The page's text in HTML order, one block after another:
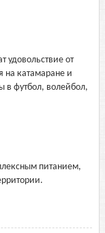
удовольствие от
на катамаране и
в футбол, волейбол,
питанием,